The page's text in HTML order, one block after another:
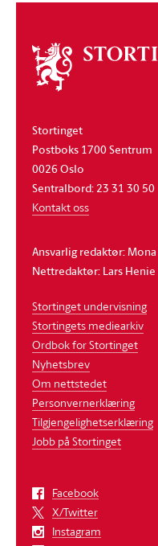
Om
stortinget
Stortinget
Postboks 1700 Sentrum
0026 Oslo
Sentralbord: 23 31 30 50
Kontakt oss
Ansvarlig redaktør:
Nettredaktør: Lars Henie
Stortinget undervisning
Stortingets mediearkiv
Ordbok for Stortinget
Nyhetsbrev
Om nettstedet
Personvernerklæring
Tilgjengelighetserklæring
Jobb på Stortinget
Facebook
X/Twitter
Instagram